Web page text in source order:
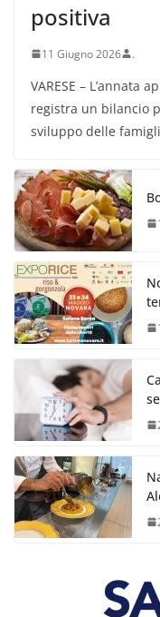
positiva
11 Giugno 2026 .
VARESE – L’annata
registra un bilancio
sviluppo delle